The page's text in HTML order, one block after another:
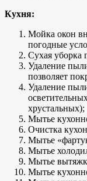
Кухня:
Мойка окон
погодные
Сухая уборка
Удаление
позволяет
Удаление
хрустальных);
Мытье
Очистка
Мытье
Мытье
Мытье
Мытье